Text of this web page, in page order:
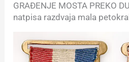
GRAĐENJE MOSTA PREKO
natpisa razdvaja mala